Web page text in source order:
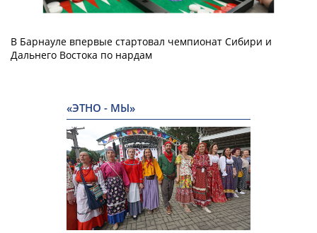
В Барнауле впервые стартовал чемпионат Сибири и
Дальнего Востока по нардам
«ЭТНО - МЫ»